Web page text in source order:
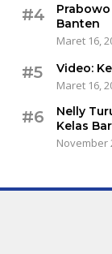
#4
Banten
Maret 16,
#5
Video:
Maret 16,
#6
Nelly
Kelas
November